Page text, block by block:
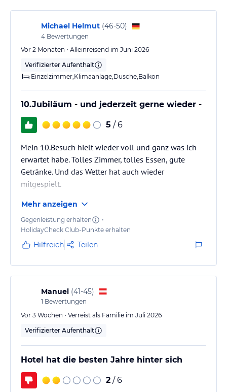
Der Evrika Beach Club Hotel bietet den Gästen einen
multifunktionalen Sportplatz, bestehend aus zwei Tennisplätze mit
hochwertigem Strasenbelag, sowie auch einen Fussballplatz.
Grünen sind zwei Bocciaplätze gegründet. Vor dem Hotel, direkt
am Strand steht einen Volleyballplatz zur Verfügung. Die Sportfan
erwartet ein professionell eingerichteter Fitnessraum und eine
Sonstige Einrichtungen und Services
24 Stunden Empfang
Wechselstube
Wasch- und Bügel Service
Internet-Club
Reiseveranstalter Zentrum
Andenkenladen
Allgemeine und unverbindliche
jeweiligen Veranstalters.
Michael Helmut (46-50)
4 Bewertungen
Vor 2 Monaten • Alleinreisend im Juni 2026
Verifizierter Aufenthalt
Einzelzimmer,Klimaanlage,Dusche,Balkon
10.Jubiläum - und jederzeit gerne wieder -
5 / 6
Mein 10.Besuch hielt wieder voll und ganz was ich
erwartet habe. Tolles Zimmer, tolles Essen, gute
Getränke. Und das Wetter hat auch wieder
mitgespielt.
Mehr anzeigen
Gegenleistung erhalten
•
HolidayCheck Club-Punkte erhalten
Hilfreich Teilen
Manuel (41-45)
1 Bewertungen
Vor 3 Wochen • Verreist als Familie im Juli 2026
Verifizierter Aufenthalt
Hotel hat die besten Jahre hinter sich
2 / 6